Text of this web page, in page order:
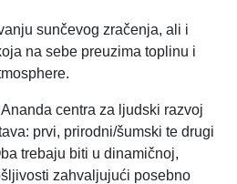
sunčevog zračenja, ali i
na sebe preuzima toplinu i
centra za ljudski razvoj
prvi, prirodni/šumski te drugi
trebaju biti u dinamičnoj,
zahvaljujući posebno